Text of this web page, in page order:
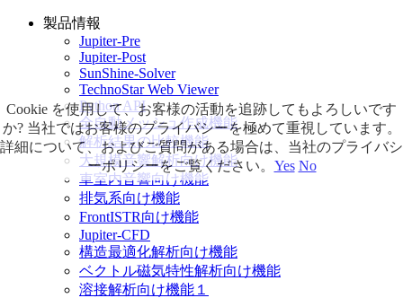
製品情報
Jupiter-Pre
Jupiter-Post
SunShine-Solver
TechnoStar Web Viewer
Python API
全自動メッシュ作成機能
解析結果の比較機能
大規模音響解析向け機能
車室内音響向け機能
排気系向け機能
FrontISTR向け機能
Jupiter-CFD
構造最適化解析向け機能
ベクトル磁気特性解析向け機能
溶接解析向け機能１
Cookie を使用して、お客様の活動を追跡してもよろしいです
か? 当社ではお客様のプライバシーを極めて重視しています。
詳細について、およびご質問がある場合は、当社のプライバシ
ーポリシーをご覧ください。 Yes No